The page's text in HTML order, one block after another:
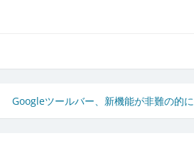
Googleツールバー、新機能が非難の的に